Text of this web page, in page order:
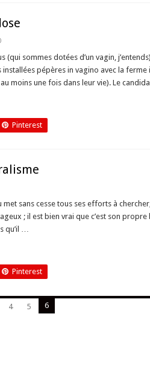
(qui sommes dotées d’un vagin,
pépères in vagino avec la ferme
moins une fois dans leur vie). Le
Pinterest
met sans cesse tous ses efforts à
; il est bien vrai que c’est son propre
qu’il …
Pinterest
4 5 6